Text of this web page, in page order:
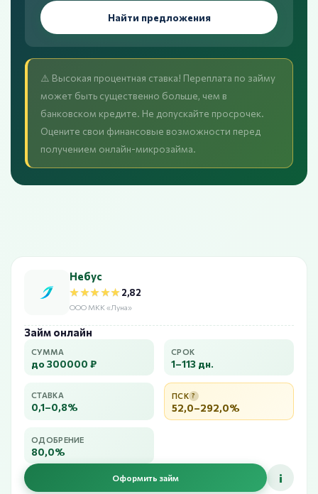
Найти предложения
⚠️ Высокая процентная ставка! Переплата по займу
может быть существенно больше, чем в
банковском кредите. Не допускайте просрочек.
Оцените свои финансовые возможности перед
получением онлайн-микрозайма.
Небус
★★★★★
★★★★★2,82
ООО МКК «Луна»
Займ онлайн
СУММА
до 300000 ₽
СРОК
1–113 дн.
СТАВКА
0,1–0,8%
ПСК ?
52,0–292,0%
ОДОБРЕНИЕ
80,0%
Оформить займ i